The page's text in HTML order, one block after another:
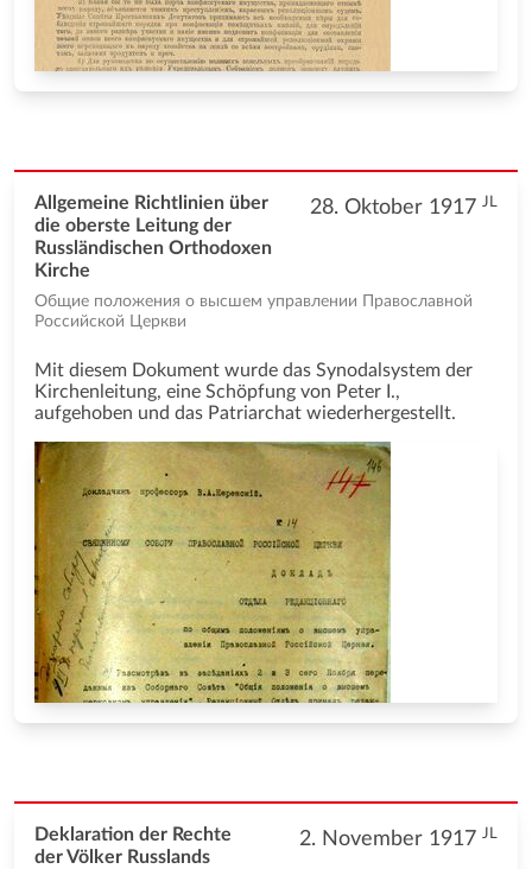
28. Oktober 1917JL
Allgemeine Richtlinien über
die oberste Leitung der
Russländischen Orthodoxen
Kirche
Общие положения о высшем управлении Православной
Российской Церкви
Mit diesem Dokument wurde das Synodalsystem der
Kirchenleitung, eine Schöpfung von Peter I.,
aufgehoben und das Patriarchat wiederhergestellt.
2. November 1917JL
Deklaration der Rechte
der Völker Russlands